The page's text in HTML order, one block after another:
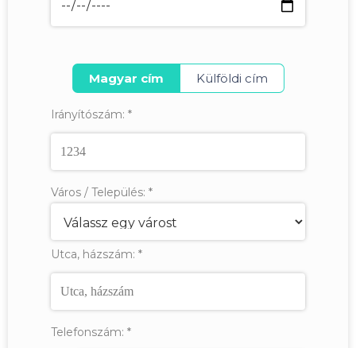
Magyar cím Külföldi cím
Irányítószám: *
Város / Település: *
Utca, házszám: *
Telefonszám: *